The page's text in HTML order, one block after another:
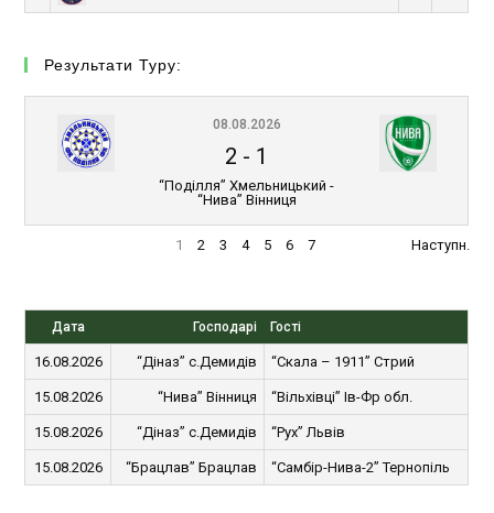
Результати Туру:
08.08.2026
2 - 1
“Поділля” Хмельницький -
“Нива” Вінниця
1 2 3 4 5 6 7 Наступн.
Дата Господарі Гості
16.08.2026 “Діназ” с.Демидів “Скала – 1911” Стрий
15.08.2026 “Нива” Вінниця “Вільхівці” Ів-Фр обл.
15.08.2026 “Діназ” с.Демидів “Рух” Львів
15.08.2026 “Брацлав” Брацлав “Самбір-Нива-2” Тернопіль